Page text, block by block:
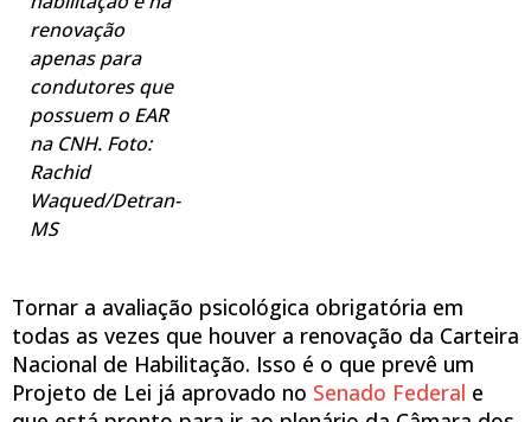
renovação
apenas para
condutores que
possuem o EAR
na CNH. Foto:
Rachid
Waqued/Detran-
MS
Tornar a avaliação psicológica obrigatória em
todas as vezes que houver a renovação da Carteira
Nacional de Habilitação. Isso é o que prevê um
Projeto de Lei já aprovado no Senado Federal e